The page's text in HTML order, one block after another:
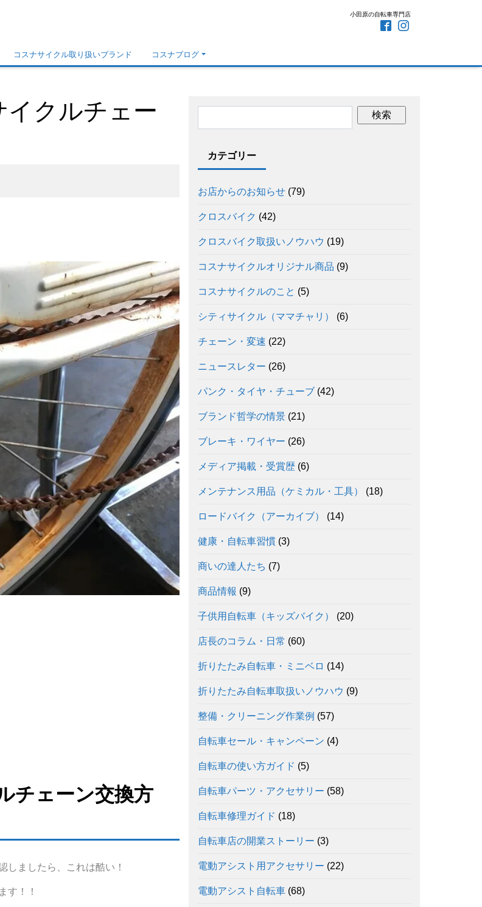
小田原の自転車専門店
コスナサイクル取り扱いブランド コスナブログ
クルチェー
チェーン交換方
しましたら、これは酷い！
す！！
カテゴリー
お店からのお知らせ (79)
クロスバイク (42)
クロスバイク取扱いノウハウ (19)
コスナサイクルオリジナル商品 (9)
コスナサイクルのこと (5)
シティサイクル（ママチャリ） (6)
チェーン・変速 (22)
ニュースレター (26)
パンク・タイヤ・チューブ (42)
ブランド哲学の情景 (21)
ブレーキ・ワイヤー (26)
メディア掲載・受賞歴 (6)
メンテナンス用品（ケミカル・工具） (18)
ロードバイク（アーカイブ） (14)
健康・自転車習慣 (3)
商いの達人たち (7)
商品情報 (9)
子供用自転車（キッズバイク） (20)
店長のコラム・日常 (60)
折りたたみ自転車・ミニベロ (14)
折りたたみ自転車取扱いノウハウ (9)
整備・クリーニング作業例 (57)
自転車セール・キャンペーン (4)
自転車の使い方ガイド (5)
自転車パーツ・アクセサリー (58)
自転車修理ガイド (18)
自転車店の開業ストーリー (3)
電動アシスト用アクセサリー (22)
電動アシスト自転車 (68)